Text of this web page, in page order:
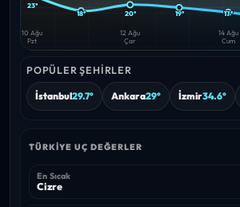
23°
18° 20° 19° 17°
10 Ağu
Pzt
12 Ağu
Çar
14 Ağu
Cum
POPÜLER ŞEHIRLER
İstanbul29.7° Ankara29° İzmir34.6°
TÜRKIYE UÇ DEĞERLER
En Sıcak
Cizre